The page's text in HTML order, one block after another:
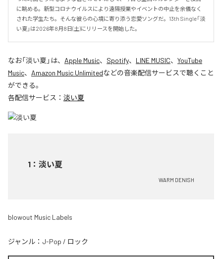
に眺める。新型コロナウイルスにより遠隔授業やイベントの中止を余儀なく
された学生たち。そんな彼らの心境に寄り添う恋愛ソングだ。13th Single「淡
い夏」は2026年8月8日(土)にリリースを開始した。
なお「淡い夏 」は、 Apple Music、 Spotify、 LINE MUSIC、 YouTube
Music、 Amazon Music Unlimitedなどの音楽配信サービスで聴くこと
ができる。
各配信サービス： 淡い夏
1 ： 淡い夏
WARM DENISH
blowout Music Labels
ジャンル： J-Pop / ロック